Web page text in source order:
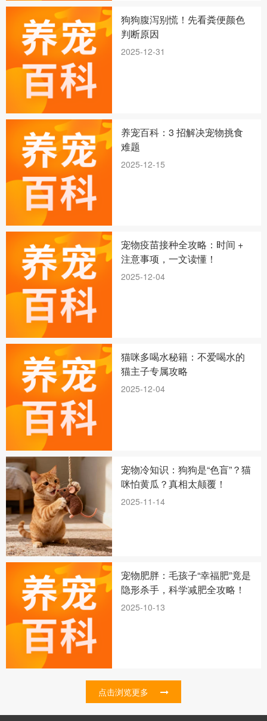
狗狗腹泻别慌！先看粪便颜色
判断原因
2025-12-31
养宠百科：3 招解决宠物挑食
难题
2025-12-15
宠物疫苗接种全攻略：时间 +
注意事项，一文读懂！
2025-12-04
猫咪多喝水秘籍：不爱喝水的
猫主子专属攻略
2025-12-04
宠物冷知识：狗狗是“色盲”？猫
咪怕黄瓜？真相太颠覆！
2025-11-14
宠物肥胖：毛孩子“幸福肥”竟是
隐形杀手，科学减肥全攻略！
2025-10-13
点击浏览更多